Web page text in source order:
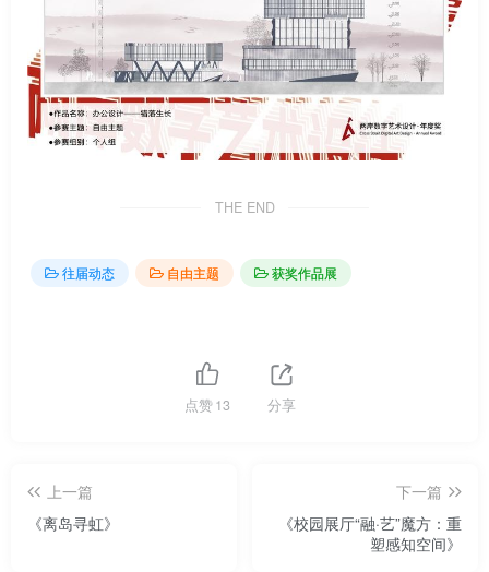
THE END
往届动态 自由主题 获奖作品展
点赞13 分享
上一篇
《离岛寻虹》
下一篇
《校园展厅“融·艺”魔方：重
塑感知空间》